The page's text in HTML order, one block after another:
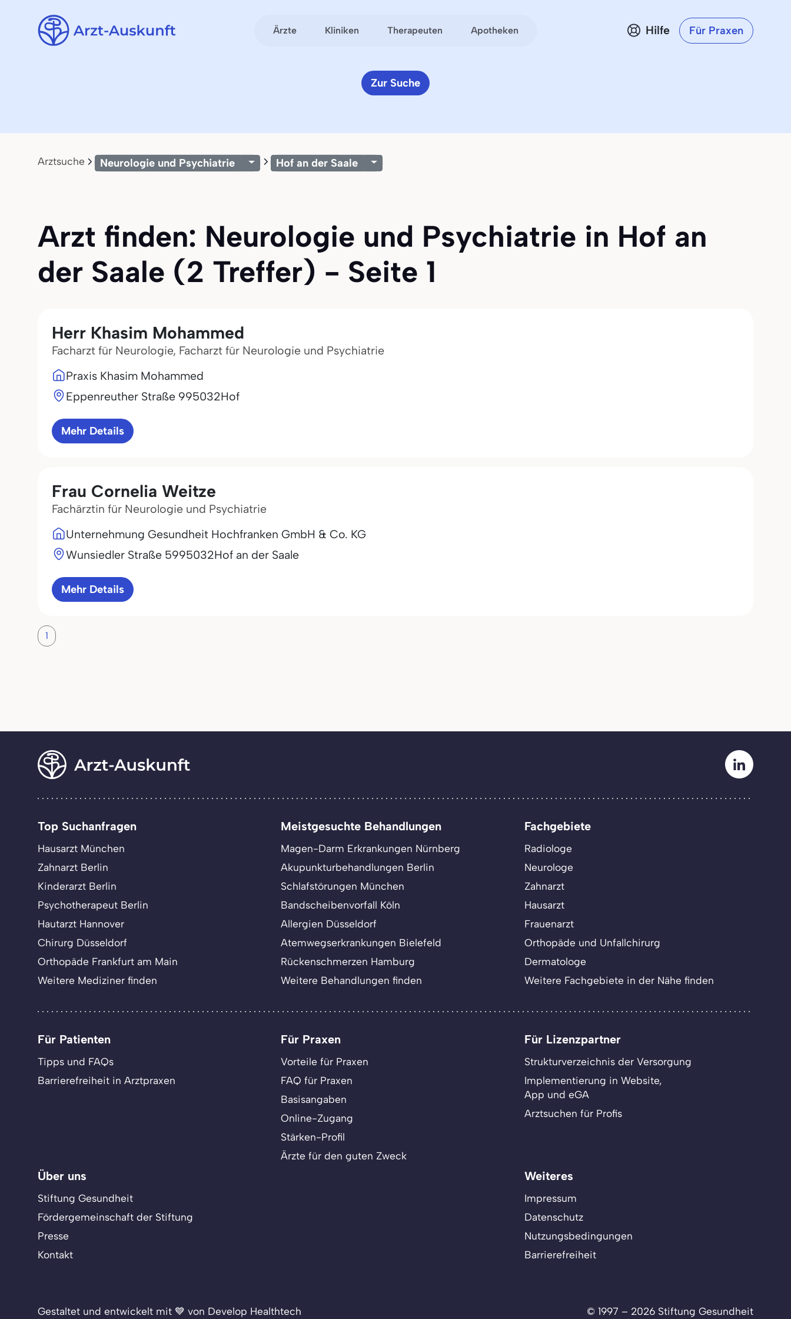
Ärzte Kliniken Therapeuten Apotheken Hilfe Für Praxen
Zur Suche
Arztsuche Neurologie und Psychiatrie Hof an der Saale
Arzt finden: Neurologie und Psychiatrie in Hof an
der Saale (2 Treffer) - Seite 1
Herr Khasim Mohammed
Facharzt für Neurologie, Facharzt für Neurologie und Psychiatrie
Praxis Khasim Mohammed
Eppenreuther Straße 995032Hof
Mehr Details
Frau Cornelia Weitze
Fachärztin für Neurologie und Psychiatrie
Unternehmung Gesundheit Hochfranken GmbH & Co. KG
Wunsiedler Straße 5995032Hof an der Saale
Mehr Details
1
Top Suchanfragen
Hausarzt München
Zahnarzt Berlin
Kinderarzt Berlin
Psychotherapeut Berlin
Hautarzt Hannover
Chirurg Düsseldorf
Orthopäde Frankfurt am Main
Weitere Mediziner finden
Meistgesuchte Behandlungen
Magen-Darm Erkrankungen Nürnberg
Akupunkturbehandlungen Berlin
Schlafstörungen München
Bandscheibenvorfall Köln
Allergien Düsseldorf
Atemwegserkrankungen Bielefeld
Rückenschmerzen Hamburg
Weitere Behandlungen finden
Fachgebiete
Radiologe
Neurologe
Zahnarzt
Hausarzt
Frauenarzt
Orthopäde und Unfallchirurg
Dermatologe
Weitere Fachgebiete in der Nähe finden
Für Patienten
Tipps und FAQs
Barrierefreiheit in Arztpraxen
Für Praxen
Vorteile für Praxen
FAQ für Praxen
Basisangaben
Online-Zugang
Stärken-Profil
Ärzte für den guten Zweck
Für Lizenzpartner
Strukturverzeichnis der Versorgung
Implementierung in Website,
App und eGA
Arztsuchen für Profis
Über uns
Stiftung Gesundheit
Fördergemeinschaft der Stiftung
Presse
Kontakt
Weiteres
Impressum
Datenschutz
Nutzungsbedingungen
Barrierefreiheit
Gestaltet und entwickelt mit 💙 von Develop Healthtech © 1997 – 2026 Stiftung Gesundheit